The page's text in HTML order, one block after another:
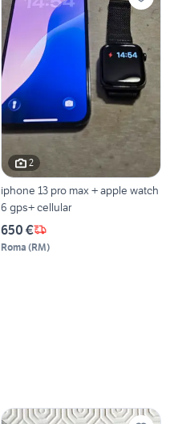
2
iphone 13 pro max + apple watch
6 gps+ cellular
650 €
Roma (RM)